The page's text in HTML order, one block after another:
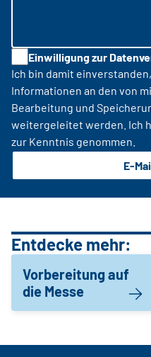
Einwilligung zur
Ich bin damit
Informationen an den von
Bearbeitung und
weitergeleitet werden. Ich
zur Kenntnis genommen.
E-
Entdecke mehr:
Vorbereitung auf
die Messe